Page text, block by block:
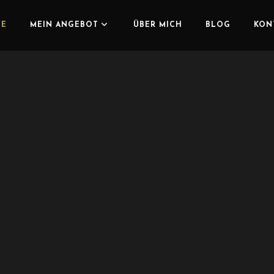
MEIN ANGEBOT ÜBER MICH BLOG